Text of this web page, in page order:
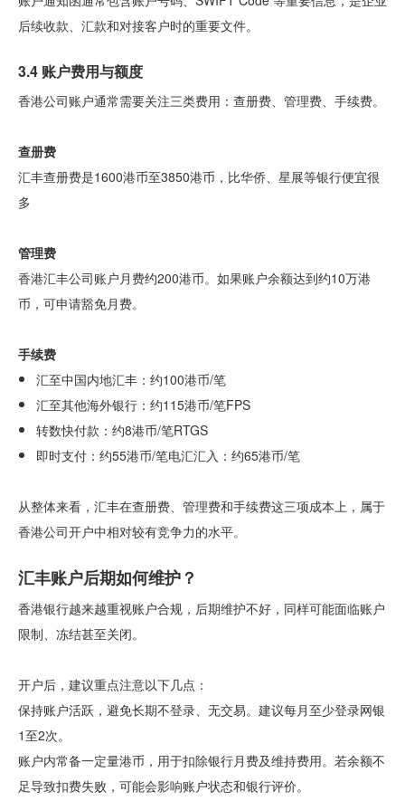
后续收款、汇款和对接客户时的重要文件。
3.4 账户费用与额度
香港公司账户通常需要关注三类费用：查册费、管理费、手续费。
查册费
汇丰查册费是1600港币至3850港币，比华侨、星展等银行便宜很
多
管理费
香港汇丰公司账户月费约200港币。如果账户余额达到约10万港
币，可申请豁免月费。
手续费
汇至中国内地汇丰：约100港币/笔
汇至其他海外银行：约115港币/笔FPS
转数快付款：约8港币/笔RTGS
即时支付：约55港币/笔电汇汇入：约65港币/笔
从整体来看，汇丰在查册费、管理费和手续费这三项成本上，属于
香港公司开户中相对较有竞争力的水平。
汇丰账户后期如何维护？
香港银行越来越重视账户合规，后期维护不好，同样可能面临账户
限制、冻结甚至关闭。
开户后，建议重点注意以下几点：
保持账户活跃，避免长期不登录、无交易。建议每月至少登录网银
1至2次。
账户内常备一定量港币，用于扣除银行月费及维持费用。若余额不
足导致扣费失败，可能会影响账户状态和银行评价。